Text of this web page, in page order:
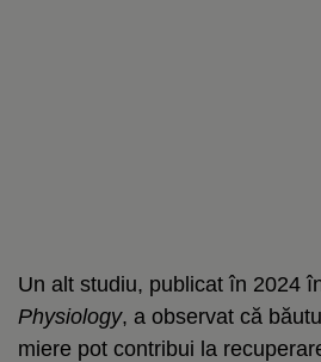
Un alt studiu, publicat în 2024
Physiology, a observat că
miere pot contribui la